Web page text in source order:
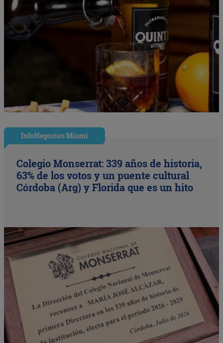
InfoNegocios Miami
Colegio Monserrat: 339 años de historia,
63% de los votos y un puente cultural
Córdoba (Arg) y Florida que es un hito